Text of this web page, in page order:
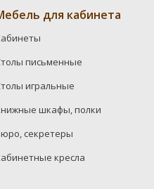
для кабинета
письменные
игральные
шкафы, полки
секретеры
кресла